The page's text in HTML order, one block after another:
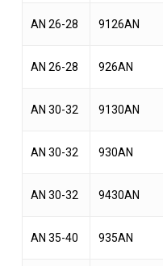
AN 26-28 9126AN
AN 26-28 926AN
AN 30-32 9130AN
AN 30-32 930AN
AN 30-32 9430AN
AN 35-40 935AN